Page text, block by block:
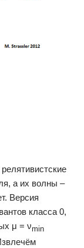
а их волны –
Версия
класса 0,
μ = νmin